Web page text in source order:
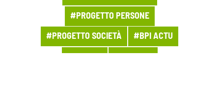
#PROGETTO PERSONE
#PROGETTO SOCIETÀ #BPI ACTU